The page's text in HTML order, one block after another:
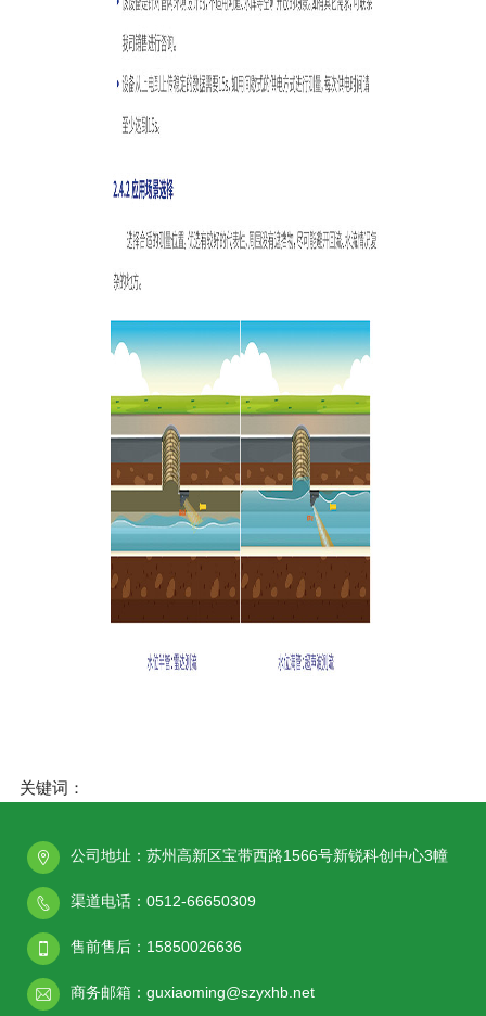
关键词：
公司地址：苏州高新区宝带西路1566号新锐科创中心3幢
渠道电话：0512-66650309
售前售后：15850026636
商务邮箱：guxiaoming@szyxhb.net